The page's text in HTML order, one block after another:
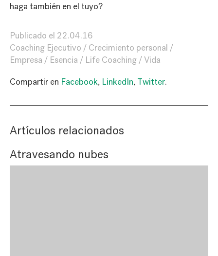
haga también en el tuyo?
Publicado el 22.04.16
Coaching Ejecutivo
Crecimiento personal
Empresa
Esencia Life Coaching Vida
Compartir en Facebook, LinkedIn, Twitter.
Artículos relacionados
Atravesando nubes